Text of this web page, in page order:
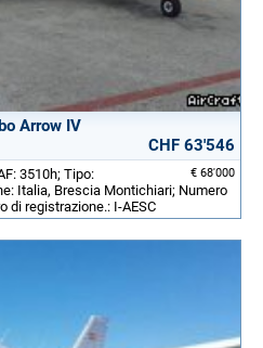
Arrow IV
CHF 63'546
€ 68'000
3510h; Tipo:
Italia, Brescia Montichiari; Numero
di registrazione.: I-AESC